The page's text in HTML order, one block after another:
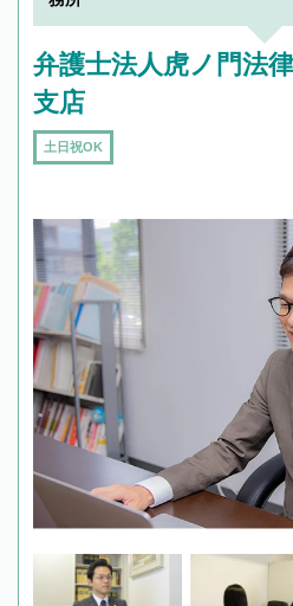
弁護士法人虎ノ門法
支店
土日祝OK